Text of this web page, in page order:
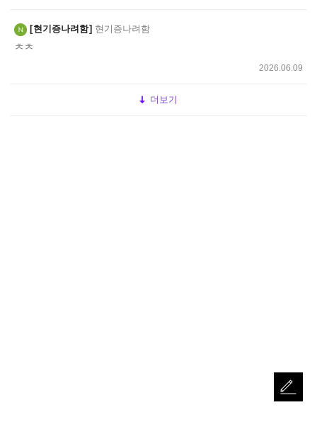
현기증나려함 현기증나려함
ㅊㅊ
2026.06.09
더보기